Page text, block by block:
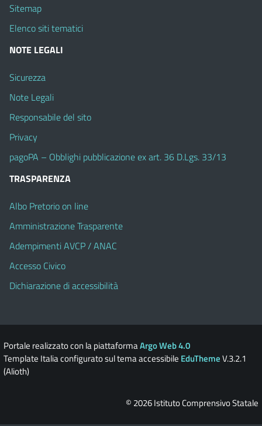
Sitemap
Elenco siti tematici
NOTE LEGALI
Sicurezza
Note Legali
Responsabile del sito
Privacy
pagoPA – Obblighi pubblicazione ex art. 36 D.Lgs. 33/13
TRASPARENZA
Albo Pretorio on line
Amministrazione Trasparente
Adempimenti AVCP / ANAC
Accesso Civico
Dichiarazione di accessibilità
Portale realizzato con la piattaformaArgo Web 4.0
Template Italia configurato sul tema accessibile EduThemeV.3.2.1
(Alioth)
© 2026 Istituto Comprensivo Statale